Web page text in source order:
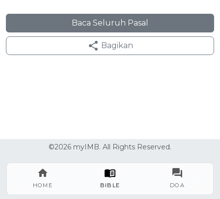
HOME BIBLE DOA
Baca Seluruh Pasal
Bagikan
©2026 myIMB. All Rights Reserved.